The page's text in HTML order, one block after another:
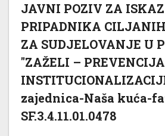
JAVNI POZIV ZA
PRIPADNIKA
ZA SUDJELOVANJE U
"ZAŽELI – PREVENCIJA
zajednica-Naša kuća-
SF.3.4.11.01.0478